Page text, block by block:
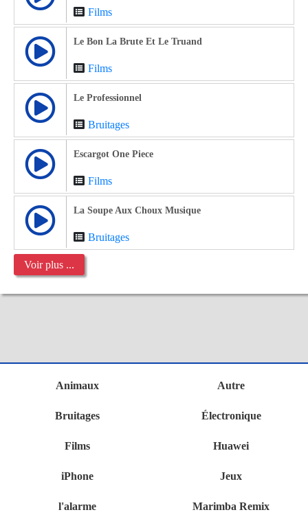
Films
Le Bon La Brute Et Le Truand
Films
Le Professionnel
Bruitages
Escargot One Piece
Films
La Soupe Aux Choux Musique
Bruitages
Voir plus ...
Animaux Autre
Bruitages Électronique
Films Huawei
iPhone Jeux
l'alarme Marimba Remix